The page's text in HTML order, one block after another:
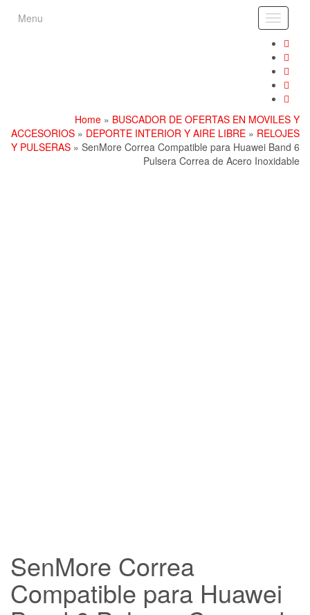
Toggle
Menu
Home » BUSCADOR DE OFERTAS EN MOVILES Y
ACCESORIOS » DEPORTE INTERIOR Y AIRE LIBRE » RELOJES
Y PULSERAS » SenMore Correa Compatible para Huawei Band 6
Pulsera Correa de Acero Inoxidable
SenMore Correa
Compatible para Huawei